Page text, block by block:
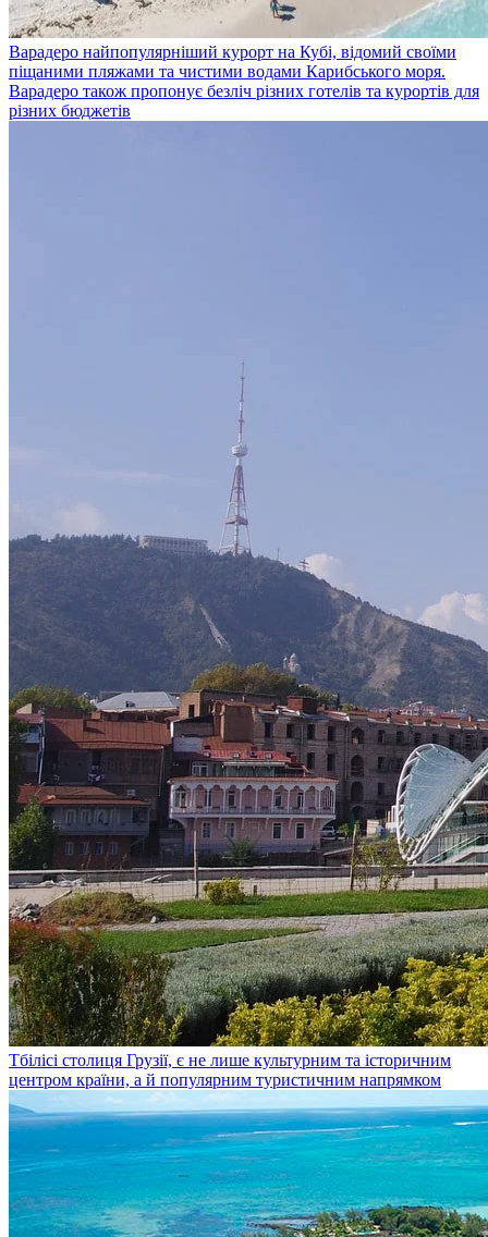
Варадеро найпопулярніший курорт на Кубі, відомий своїми
піщаними пляжами та чистими водами Карибського моря.
Варадеро також пропонує безліч різних готелів та курортів для
різних бюджетів
Тбілісі столиця Грузії, є не лише культурним та історичним
центром країни, а й популярним туристичним напрямком